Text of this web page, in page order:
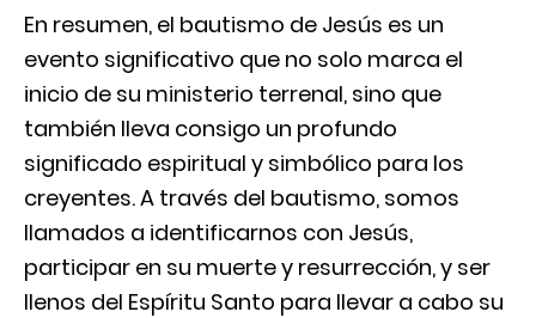
En resumen, el bautismo de Jesús es un
evento significativo que no solo marca el
inicio de su ministerio terrenal, sino que
también lleva consigo un profundo
significado espiritual y simbólico para los
creyentes. A través del bautismo, somos
llamados a identificarnos con Jesús,
participar en su muerte y resurrección, y ser
llenos del Espíritu Santo para llevar a cabo su